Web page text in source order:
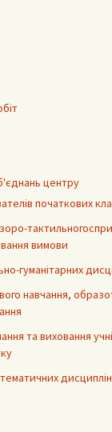
центру
початкових
вимови
гуманітарних
навчання,
та виховання
дисциплін